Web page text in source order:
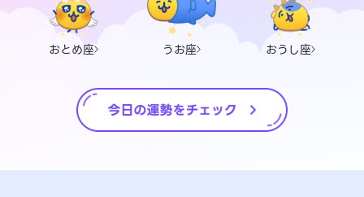
おとめ座 うお座 おうし座